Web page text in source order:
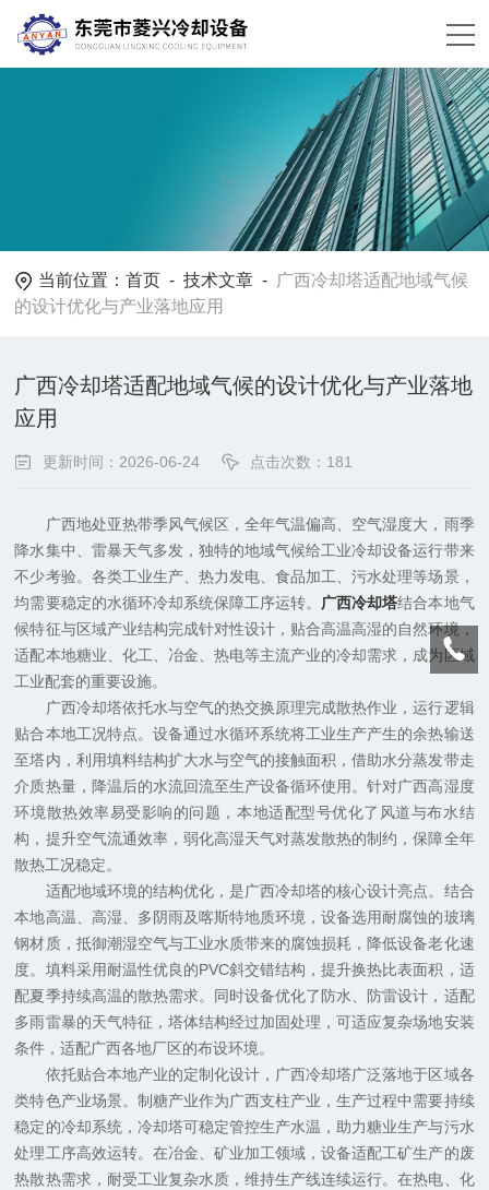
当前位置：首页 -技术文章 - 广西冷却塔适配地域气候
的设计优化与产业落地应用
广西冷却塔适配地域气候的设计优化与产业落地
应用
更新时间：2026-06-24 点击次数：181
广西地处亚热带季风气候区，全年气温偏高、空气湿度大，雨季
降水集中、雷暴天气多发，独特的地域气候给工业冷却设备运行带来
不少考验。各类工业生产、热力发电、食品加工、污水处理等场景，
均需要稳定的水循环冷却系统保障工序运转。 广西冷却塔结合本地气
候特征与区域产业结构完成针对性设计，贴合高温高湿的自然环境，
适配本地糖业、化工、冶金、热电等主流产业的冷却需求，成为区域
工业配套的重要设施。
广西冷却塔依托水与空气的热交换原理完成散热作业，运行逻辑
贴合本地工况特点。设备通过水循环系统将工业生产产生的余热输送
至塔内，利用填料结构扩大水与空气的接触面积，借助水分蒸发带走
介质热量，降温后的水流回流至生产设备循环使用。针对广西高湿度
环境散热效率易受影响的问题，本地适配型号优化了风道与布水结
构，提升空气流通效率，弱化高湿天气对蒸发散热的制约，保障全年
散热工况稳定。
适配地域环境的结构优化，是广西冷却塔的核心设计亮点。结合
本地高温、高湿、多阴雨及喀斯特地质环境，设备选用耐腐蚀的玻璃
钢材质，抵御潮湿空气与工业水质带来的腐蚀损耗，降低设备老化速
度。填料采用耐温性优良的PVC斜交错结构，提升换热比表面积，适
配夏季持续高温的散热需求。同时设备优化了防水、防雷设计，适配
多雨雷暴的天气特征，塔体结构经过加固处理，可适应复杂场地安装
条件，适配广西各地厂区的布设环境。
依托贴合本地产业的定制化设计，广西冷却塔广泛落地于区域各
类特色产业场景。制糖产业作为广西支柱产业，生产过程中需要持续
稳定的冷却系统，冷却塔可稳定管控生产水温，助力糖业生产与污水
处理工序高效运转。在冶金、矿业加工领域，设备适配工矿生产的废
热散热需求，耐受工业复杂水质，维持生产线连续运行。在热电、化